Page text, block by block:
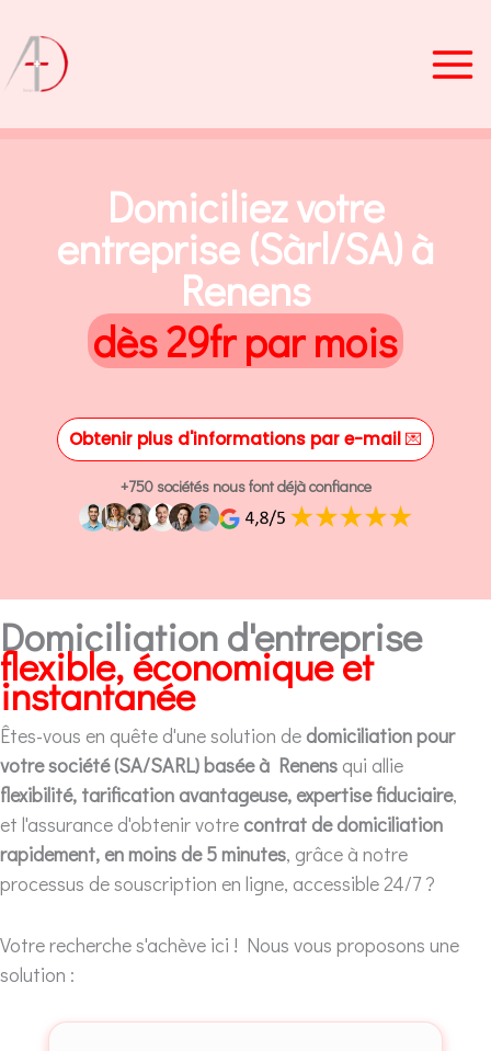
contenu
Domiciliez votre
entreprise (Sàrl/SA) à
Renens
dès 29fr par mois
Obtenir plus d'informations par e-mail💌
+750 sociétés nous font déjà confiance
Domiciliation d'entreprise
flexible, économique et
instantanée
Êtes-vous en quête d'une solution de domiciliation pour
votre société (SA/SARL) basée à Renens qui allie
flexibilité, tarification avantageuse, expertise fiduciaire,
et l'assurance d'obtenir votre contrat de domiciliation
rapidement, en moins de 5 minutes, grâce à notre
processus de souscription en ligne, accessible 24/7 ?
Votre recherche s'achève ici ! Nous vous proposons une
solution :